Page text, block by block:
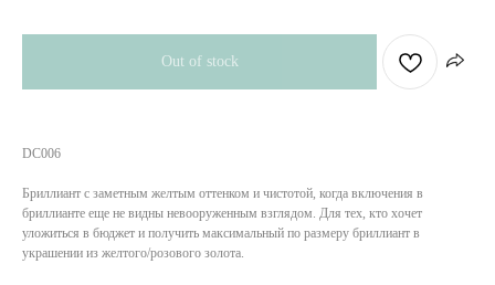
Out of stock
DC006
Бриллиант с заметным желтым оттенком и чистотой, когда включения в
бриллианте еще не видны невооруженным взглядом. Для тех, кто хочет
уложиться в бюджет и получить максимальный по размеру бриллиант в
украшении из желтого/розового золота.